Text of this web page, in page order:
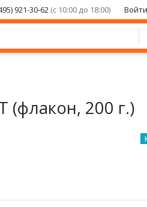
921-30-62 (с 10:00 до 18:00) Войти
(флакон, 200 г.)